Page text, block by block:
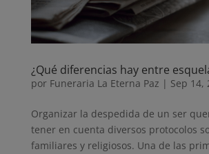
¿Qué diferencias hay entre
por Funeraria La Eterna Paz | Sep 14,
Organizar la despedida de un ser
tener en cuenta diversos protocolos
familiares y religiosos. Una de las